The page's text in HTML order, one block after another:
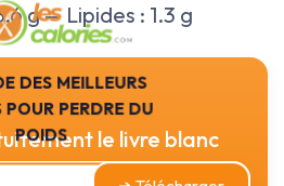
g — Lipides : 1.3 g
des meilleurs
pour perdre du
poids
le livre blanc